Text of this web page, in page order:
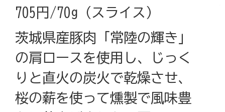
705円/70g（スライス）
茨城県産豚肉「常陸の輝き」
の肩ロースを使用し、じっく
りと直火の炭火で乾燥させ、
桜の薪を使って燻製で風味豊